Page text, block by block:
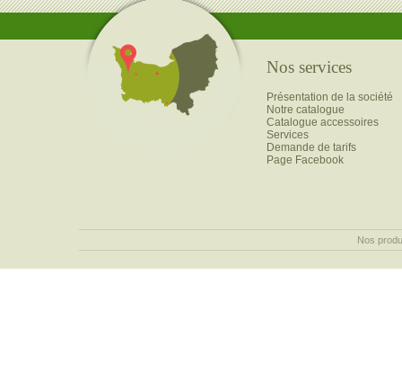
Nos services
Présentation de la société
Notre catalogue
Catalogue accessoires
Services
Demande de tarifs
Page Facebook
Nos